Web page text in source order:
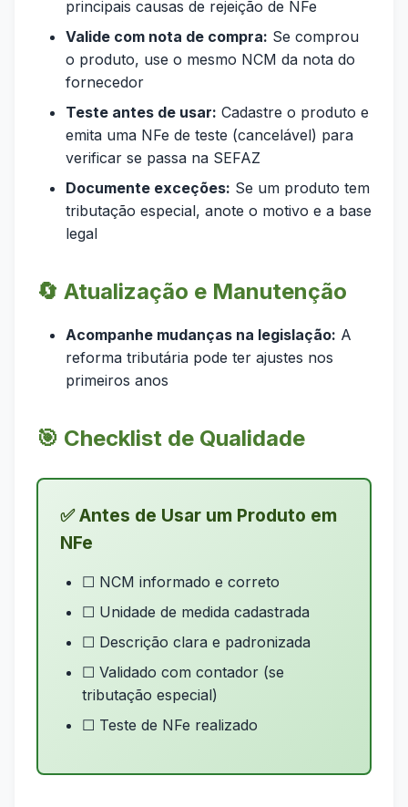
principais causas de rejeição de NFe
Valide com nota de compra: Se comprou
o produto, use o mesmo NCM da nota do
fornecedor
Teste antes de usar: Cadastre o produto e
emita uma NFe de teste (cancelável) para
verificar se passa na SEFAZ
Documente exceções: Se um produto tem
tributação especial, anote o motivo e a base
legal
🔄 Atualização e Manutenção
Acompanhe mudanças na legislação: A
reforma tributária pode ter ajustes nos
primeiros anos
🎯 Checklist de Qualidade
✅ Antes de Usar um Produto em
NFe
☐ NCM informado e correto
☐ Unidade de medida cadastrada
☐ Descrição clara e padronizada
☐ Validado com contador (se
tributação especial)
☐ Teste de NFe realizado